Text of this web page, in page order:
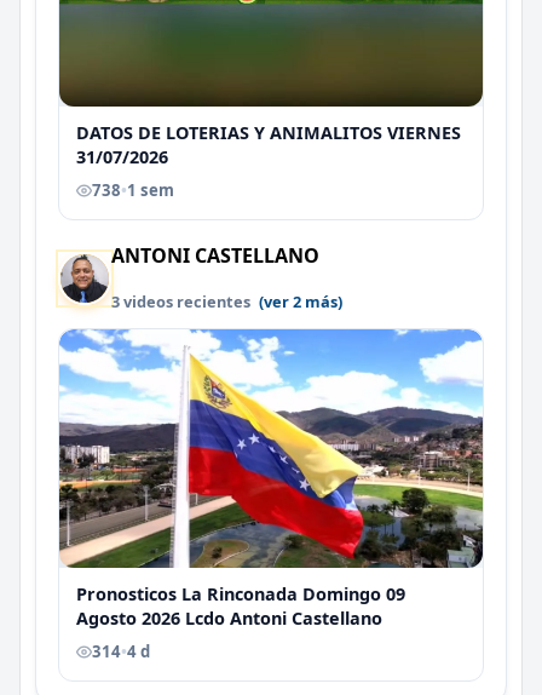
DATOS DE LOTERIAS Y ANIMALITOS VIERNES
31/07/2026
738•1 sem
ANTONI CASTELLANO
3 videos recientes (ver 2 más)
Pronosticos La Rinconada Domingo 09
Agosto 2026 Lcdo Antoni Castellano
314•4 d